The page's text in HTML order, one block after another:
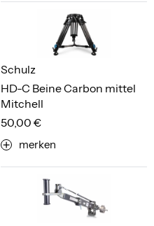
HD-C Beine Carbon mittel
Mitchell
Schulz
50,00 €
merken